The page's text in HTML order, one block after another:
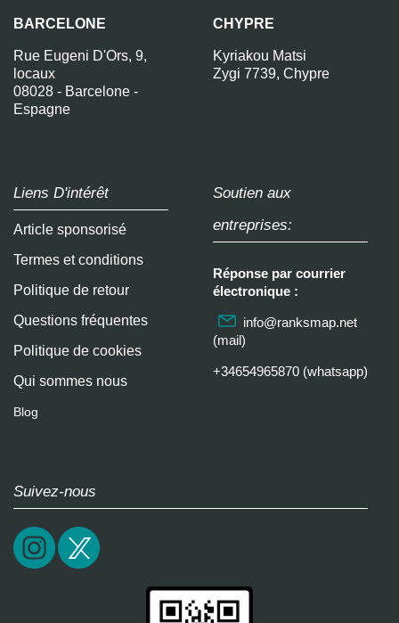
BARCELONE
Rue Eugeni D'Ors, 9,
locaux
08028 - Barcelone -
Espagne
CHYPRE
Kyriakou Matsi
Zygi 7739, Chypre
Liens D'intérêt
Article sponsorisé
Termes et conditions
Politique de retour
Questions fréquentes
Politique de cookies
Qui sommes nous
Blog
Soutien aux
entreprises:
Réponse par courrier
électronique :
info@ranksmap.net
(mail)
+34654965870 (whatsapp)
Suivez-nous